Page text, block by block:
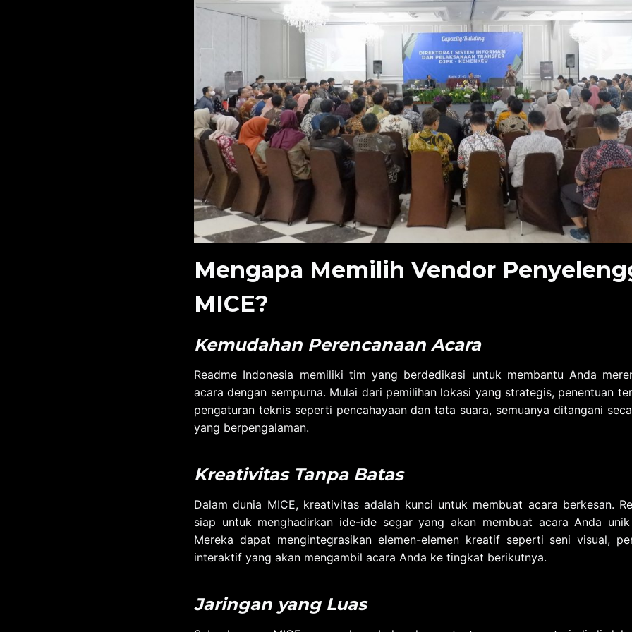
Mengapa Memilih Vendor
MICE?
Kemudahan Perencanaan Acara
Readme Indonesia memiliki tim yang berdedikasi untuk membantu Anda
acara dengan sempurna. Mulai dari pemilihan lokasi yang strategis, penentuan
pengaturan teknis seperti pencahayaan dan tata suara, semuanya ditangani
yang berpengalaman.
Kreativitas Tanpa Batas
Dalam dunia MICE, kreativitas adalah kunci untuk membuat acara berkesan.
siap untuk menghadirkan ide-ide segar yang akan membuat acara Anda
Mereka dapat mengintegrasikan elemen-elemen kreatif seperti seni visual,
interaktif yang akan mengambil acara Anda ke tingkat berikutnya.
Jaringan yang Luas